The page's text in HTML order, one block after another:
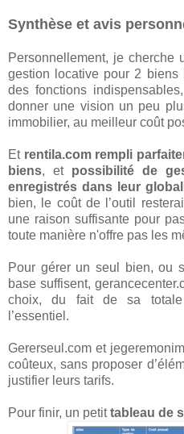
Synthèse et avis
Personnellement, je cherche
gestion locative pour 2 biens
des fonctions
donner une vision un peu
immobilier, au meilleur coût
Et rentila.com rempli
biens, et possibilité de
enregistrés dans leur
bien, le coût de l’outil
une raison suffisante pour
toute manière n'offre pas les
Pour gérer un seul bien, ou
base suffisent,
choix, du fait de sa
l’essentiel.
Gererseul.com et
coûteux, sans proposer
justifier leurs tarifs.
Pour finir, un petittableau de